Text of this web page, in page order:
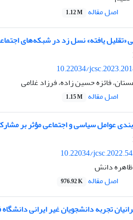
اصل مقاله 1.12 M
«تقلیل یافته» نسل زد در شبکه‌های
10.22034/
فائزه حسین زاده، فرزاد غلامی
اصل مقاله 1.15 M
عوامل سیاسی و اجتماعی مؤثر بر
10.22034/
ظاهره دانش
اصل مقاله 976.92 K
تجربه دانشجویان غیر ایرانی